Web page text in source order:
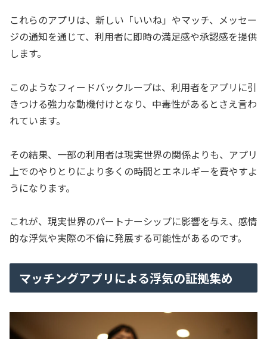
これらのアプリは、新しい「いいね」やマッチ、メッセー
ジの通知を通じて、利用者に即時の満足感や承認感を提供
します。
このようなフィードバックループは、利用者をアプリに引
きつける強力な動機付けとなり、中毒性があるとさえ言わ
れています。
その結果、一部の利用者は現実世界の関係よりも、アプリ
上でのやりとりにより多くの時間とエネルギーを費やすよ
うになります。
これが、現実世界のパートナーシップに影響を与え、感情
的な浮気や実際の不倫に発展する可能性があるのです。
マッチングアプリによる浮気の証拠集め